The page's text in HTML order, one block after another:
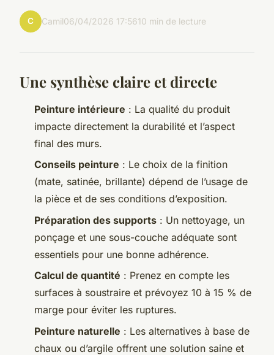
C Camil06/04/2026 17:5610 min de lecture
Une synthèse claire et directe
Peinture intérieure : La qualité du produit
impacte directement la durabilité et l’aspect
final des murs.
Conseils peinture : Le choix de la finition
(mate, satinée, brillante) dépend de l’usage de
la pièce et de ses conditions d’exposition.
Préparation des supports : Un nettoyage, un
ponçage et une sous-couche adéquate sont
essentiels pour une bonne adhérence.
Calcul de quantité : Prenez en compte les
surfaces à soustraire et prévoyez 10 à 15 % de
marge pour éviter les ruptures.
Peinture naturelle : Les alternatives à base de
chaux ou d’argile offrent une solution saine et